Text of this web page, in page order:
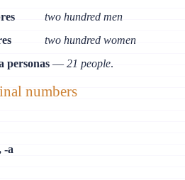
two hundred men
two hundred women
personas—21 people.
numbers
-а